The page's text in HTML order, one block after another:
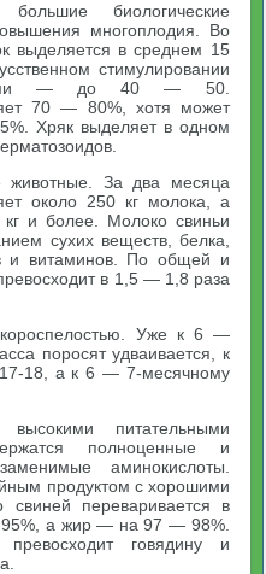
биологические
многоплодия. Во
выделяется в среднем 15
стимулировании
— до 40 — 50.
70 — 80%, хотя может
Хряк выделяет в одном
животные. За два месяца
около 250 кг молока, а
и более. Молоко свиньи
сухих веществ, белка,
и витаминов. По общей и
в 1,5 — 1,8 раза
Уже к 6 —
поросят удваивается, к
18, а к 6 — 7-месячному
питательными
полноценные и
аминокислоты.
продуктом с хорошими
свиней переваривается в
95%, а жир — на 97 — 98%.
говядину и